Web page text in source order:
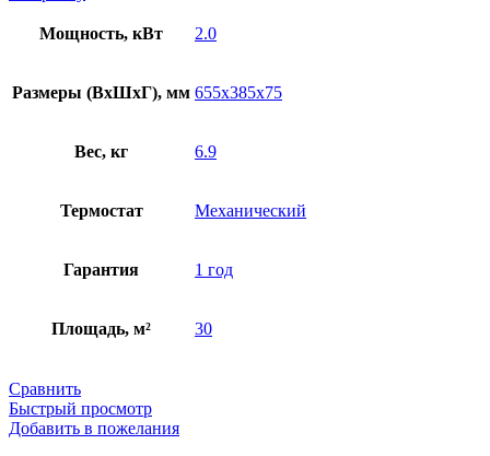
Мощность, кВт 2.0
Размеры (ВхШхГ), мм 655х385х75
Вес, кг 6.9
Термостат Механический
Гарантия 1 год
Площадь, м² 30
Сравнить
Быстрый просмотр
Добавить в пожелания